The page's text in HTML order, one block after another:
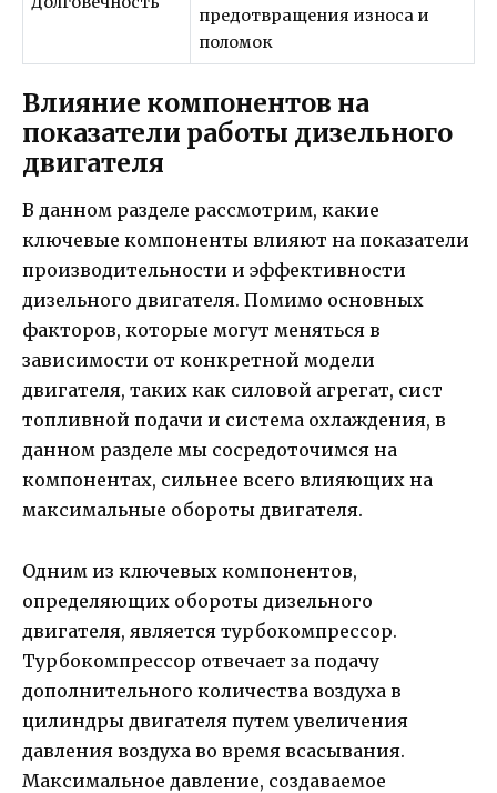
предотвращения износа и
поломок
Влияние компонентов на
показатели работы дизельного
двигателя
В данном разделе рассмотрим, какие
ключевые компоненты влияют на показатели
производительности и эффективности
дизельного двигателя. Помимо основных
факторов, которые могут меняться в
зависимости от конкретной модели
двигателя, таких как силовой агрегат, сист
топливной подачи и система охлаждения, в
данном разделе мы сосредоточимся на
компонентах, сильнее всего влияющих на
максимальные обороты двигателя.
Одним из ключевых компонентов,
определяющих обороты дизельного
двигателя, является турбокомпрессор.
Турбокомпрессор отвечает за подачу
дополнительного количества воздуха в
цилиндры двигателя путем увеличения
давления воздуха во время всасывания.
Максимальное давление, создаваемое